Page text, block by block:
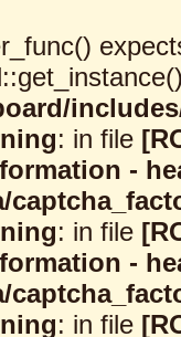
: in file
-
: in file
-
: in file